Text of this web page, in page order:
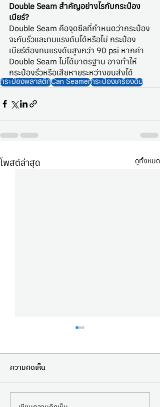
Double Seam สำคัญอย่างไรกับกระป๋อง
เบียร์?
Double Seam คือจุดซีลที่กำหนดว่ากระป๋อง
จะกันรั่วและทนแรงดันได้หรือไม่ กระป๋อง
เบียร์ต้องทนแรงดันสูงกว่า 90 psi หากค่า
Double Seam ไม่ได้มาตรฐาน อาจทำให้
กระป๋องรั่วหรือเสียหายระหว่างขนส่งได้
กระป๋องพลาสติกCan Seamerกระป๋องเครื่องดื่ม
โพสต์ล่าสุด ดูทั้งหมด
ความคิดเห็น